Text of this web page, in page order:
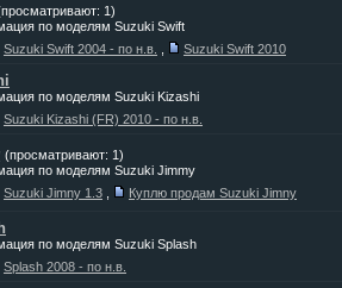
1)
по моделям Suzuki Swift
Suzuki Swift 2004 - по н.в. Suzuki Swift 2010
по моделям Suzuki Kizashi
Suzuki Kizashi (FR) 2010 - по н.в.
(просматривают: 1)
по моделям Suzuki Jimmy
Suzuki Jimny 1.3 Куплю продам Suzuki Jimny
по моделям Suzuki Splash
Splash 2008 - по н.в.